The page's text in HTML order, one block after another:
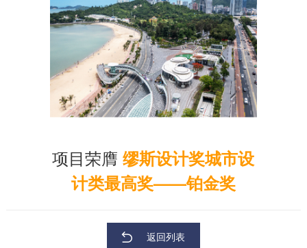
项目荣膺缪斯设计奖城市设
计类最高奖——铂金奖
返回列表